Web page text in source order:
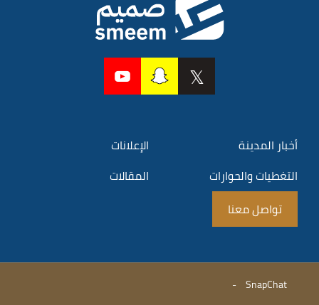
أخبار المدينة
الإعلانات
التغطيات والحوارات
المقالات
تواصل معنا
SnapChat
-